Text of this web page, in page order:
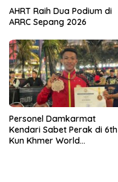
AHRT Raih Dua Podium di
ARRC Sepang 2026
Personel Damkarmat
Kendari Sabet Perak di 6th
Kun Khmer World